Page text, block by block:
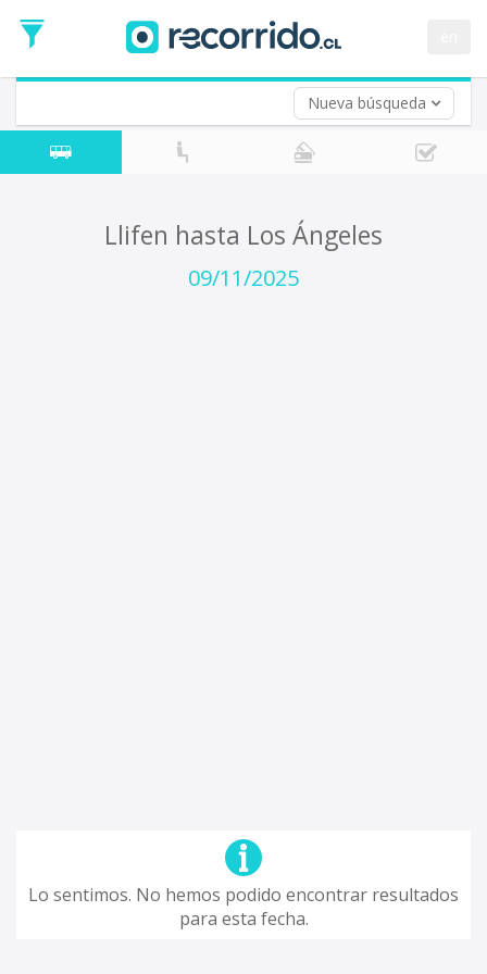
Nueva búsqueda
de
Ida
Vuelta (opcional)
Fecha
de
Llifen hasta Los Ángeles
09/11/2025
Lo sentimos. No hemos podido encontrar resultados
para esta fecha.